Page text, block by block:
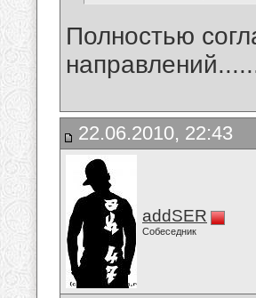
Полностью
22.06.2010, 22:43
addSER
Собеседник